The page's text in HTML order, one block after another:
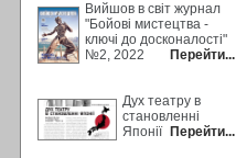
Вийшов в світ журнал
"Бойові мистецтва -
ключі до досконалості"
№2, 2022
Перейти...
Дух театру в
становленні
Японії
Перейти...